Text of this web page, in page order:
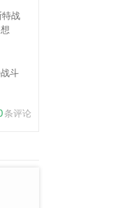
斗
条评论